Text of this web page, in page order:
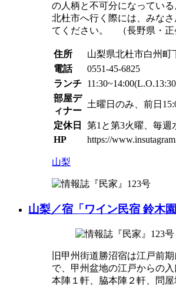
の人柄と不可分になっている
北杜市へ行く際には、みな
てください。 （長野県・
住所
山梨県北杜市白州町
電話
0551-45-6825
ランチ
部屋デ
ィナー
土曜日のみ、前日
定休日
第1と第3火曜、毎週
HP
https://
山梨
山梨／宿「ワイン民宿 鈴木園
旧甲州街道勝沼宿は江戸前
で、甲州盆地の江戸からの
本陣１軒、脇本陣２軒、問